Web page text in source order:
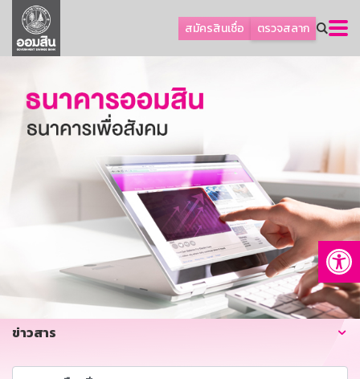
สมัครสินเชื่อ ตรวจสลาก
ลูกค้าธุรกิจ
ลูกค้าผู้ประกอบรายย่อย
ออมเพื่อสุข
เกี่ยวกับธนาคาร
การพัฒนาที่ยั่งยืน
บริการทางการเงิน
ติดต่อเรา
บริการออนไลน์
ข่าวสาร